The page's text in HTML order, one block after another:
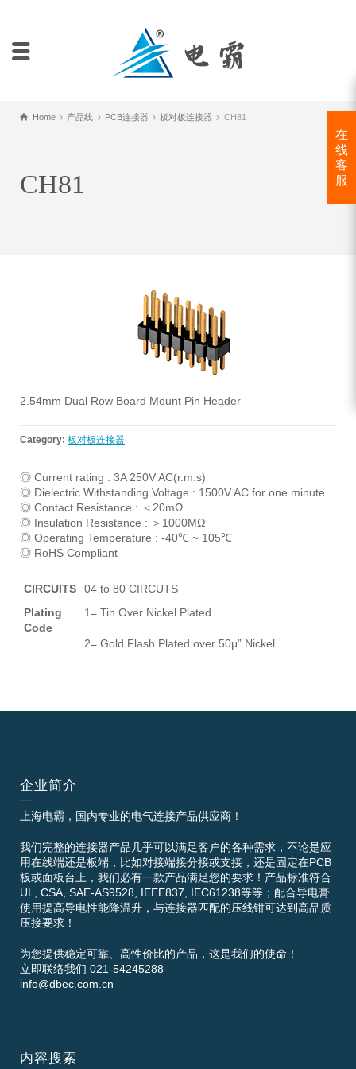
Home 产品线 PCB连接器 板对板连接器 CH81
CH81
2.54mm Dual Row Board Mount Pin Header
Category: 板对板连接器
◎ Current rating : 3A 250V AC(r.m.s)
◎ Dielectric Withstanding Voltage : 1500V AC for one minute
◎ Contact Resistance : ＜20mΩ
◎ Insulation Resistance : ＞1000MΩ
◎ Operating Temperature : -40℃ ~ 105℃
◎ RoHS Compliant
CIRCUITS
04 to 80 CIRCUTS
Plating
Code
1= Tin Over Nickel Plated
2= Gold Flash Plated over 50μ” Nickel
在
线
客
服
企业简介
上海电霸，国内专业的电气连接产品供应商！
我们完整的连接器产品几乎可以满足客户的各种需求，不论是应
用在线端还是板端，比如对接端接分接或支接，还是固定在PCB
板或面板台上，我们必有一款产品满足您的要求！产品标准符合
UL, CSA, SAE-AS9528, IEEE837, IEC61238等等；配合导电膏
使用提高导电性能降温升，与连接器匹配的压线钳可达到高品质
压接要求！
为您提供稳定可靠、高性价比的产品，这是我们的使命！
立即联络我们 021-54245288
info@dbec.com.cn
内容搜索